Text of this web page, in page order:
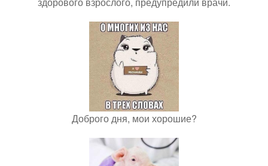
Доброго дня, мои хорошие?